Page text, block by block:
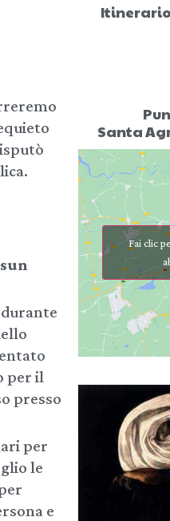
per il
presso
per
le
e
Santa
Fai clic